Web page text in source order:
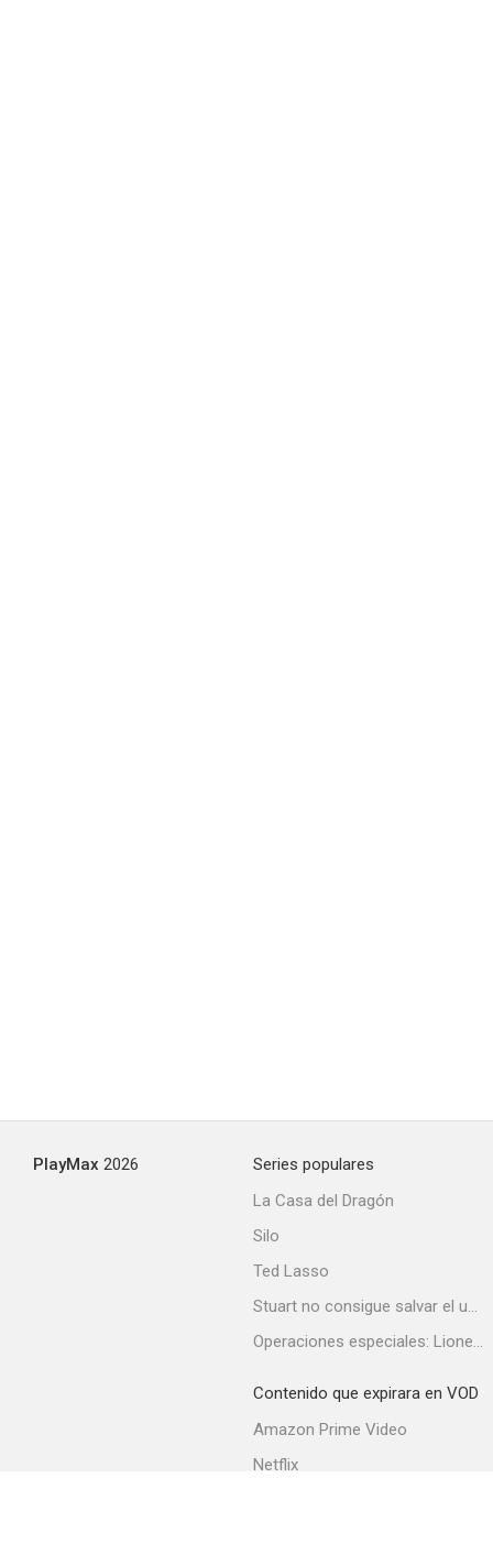
PlayMax 2026
Series populares
La Casa del Dragón
Silo
Ted Lasso
Stuart no consigue salvar el universo
Operaciones especiales: Lioness
Contenido que expirara en VOD
Amazon Prime Video
Netflix